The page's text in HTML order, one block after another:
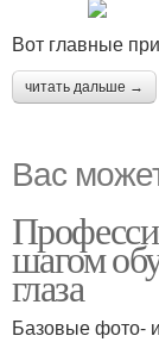
Вот главные
читать дальше →
Вас
шагом
глаза
Базовые фото- и